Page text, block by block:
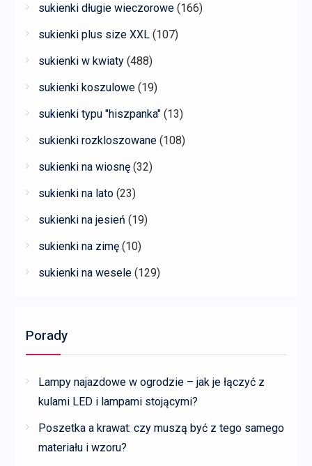
sukienki długie wieczorowe (166)
sukienki plus size XXL (107)
sukienki w kwiaty (488)
sukienki koszulowe (19)
sukienki typu "hiszpanka" (13)
sukienki rozkloszowane (108)
sukienki na wiosnę (32)
sukienki na lato (23)
sukienki na jesień (19)
sukienki na zimę (10)
sukienki na wesele (129)
Porady
Lampy najazdowe w ogrodzie – jak je łączyć z
kulami LED i lampami stojącymi?
Poszetka a krawat: czy muszą być z tego samego
materiału i wzoru?